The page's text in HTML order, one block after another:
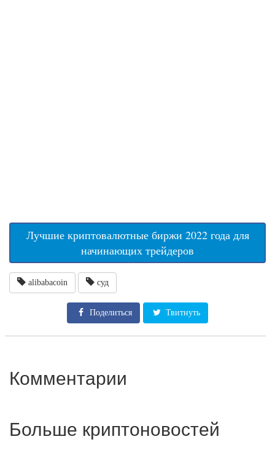
Лучшие криптовалютные биржи 2022 года для
начинающих трейдеров
alibabacoin суд
Поделиться Твитнуть
Комментарии
Больше криптоновостей